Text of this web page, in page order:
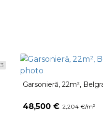
Garsonieră, 22m²,
48,500 € 2,204 €/m²